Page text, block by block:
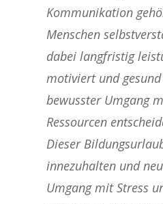
Kommunikation
Menschen
dabei langfristig
motiviert und
bewusster Umgang
Ressourcen
Dieser
innezuhalten und
Umgang mit Stress